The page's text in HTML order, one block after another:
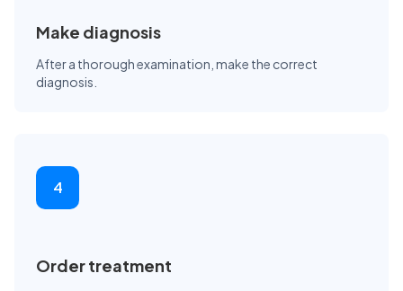
Make diagnosis
After a thorough examination, make the correct
diagnosis.
4
Order treatment